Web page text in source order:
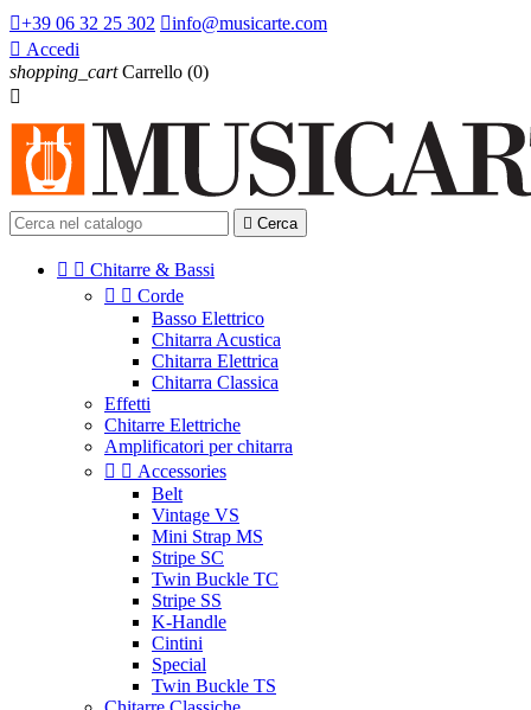
+39 06 32 25 302 info@musicarte.com
 Accedi
shopping_cart Carrello (0)

 Cerca
  Chitarre & Bassi
  Corde
Basso Elettrico
Chitarra Acustica
Chitarra Elettrica
Chitarra Classica
Effetti
Chitarre Elettriche
Amplificatori per chitarra
  Accessories
Belt
Vintage VS
Mini Strap MS
Stripe SC
Twin Buckle TC
Stripe SS
K-Handle
Cintini
Special
Twin Buckle TS